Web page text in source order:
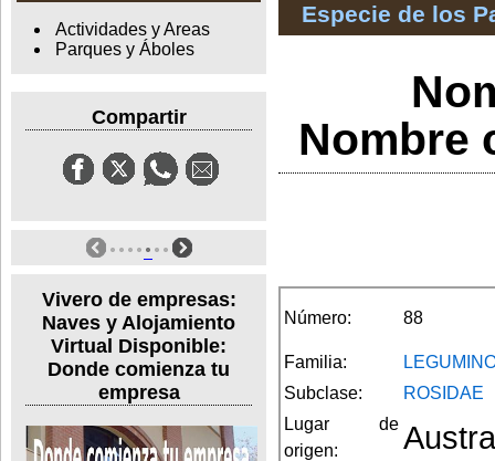
Actividades y Areas
Parques y Áboles
Compartir
Vivero de empresas:
Naves y Alojamiento
Virtual Disponible:
Donde comienza tu
empresa
Especie de los
Nombre
Número: 88
Familia:
Subclase:
ROSIDAE
Lugar de
origen: